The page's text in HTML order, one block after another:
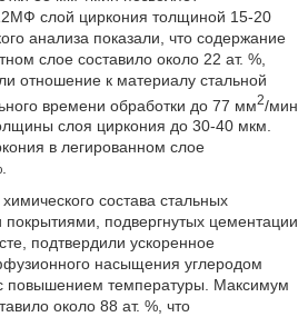
слой циркония толщиной 15-20
анализа показали, что содержание
слое составило около 22 ат. %,
отношение к материалу стальной
времени обработки до 77 мм2/мин
слоя циркония до 30-40 мкм.
в легированном слое
состава стальных
подвергнутых цементации
подтвердили ускоренное
насыщения углеродом
повышением температуры. Максимум
около 88 ат. %, что